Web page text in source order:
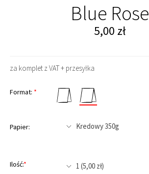
Blue Rose
5,00 zł
za komplet z VAT + przesyłka
Format: *
Papier:
Ilość:*